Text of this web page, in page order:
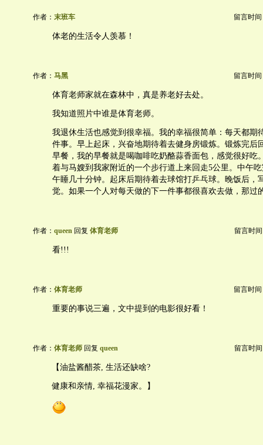
作者： 末班车 留言时间
体老的生活令人羡慕！
作者： 马黑 留言时间
体育老师家就在森林中，真是养老好去处。
我知道照片中谁是体育老师。
我退休生活也感觉到很幸福。我的幸福很简单：每天都期
件事。早上起床，兴奋地期待着去健身房锻炼。锻炼完后
早餐，我的早餐就是喝咖啡吃奶酪蒜香面包，感觉很好吃
着与马嫂到我家附近的一个步行道上来回走5公里。中午
午睡几十分钟。起床后期待着去球馆打乒乓球。晚饭后，
觉。如果一个人对每天做的下一件事都很喜欢去做，那过
作者： queen 回复 体育老师 留言时间
看!!!
作者： 体育老师 留言时间
重要的事说三遍，文中提到的电影很好看！
作者： 体育老师 回复 queen 留言时间
【油盐酱醋茶, 生活还缺啥?
健康和亲情, 幸福花漫家。】